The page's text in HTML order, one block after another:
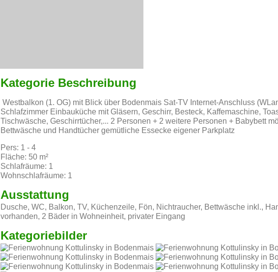
Kategorie Beschreibung
Westbalkon (1. OG) mit Blick über Bodenmais Sat-TV Internet-Anschluss
Schlafzimmer Einbauküche mit Gläsern, Geschirr, Besteck, Kaffemaschine,
Tischwäsche, Geschirrtücher,... 2 Personen + 2 weitere Personen + Babybett
Bettwäsche und Handtücher gemütliche Essecke eigener Parkplatz
Pers: 1 - 4
Fläche: 50 m²
Schlafräume: 1
Wohnschlafräume: 1
Ausstattung
Dusche, WC, Balkon, TV, Küchenzeile, Fön, Nichtraucher, Bettwäsche inkl.,
vorhanden, 2 Bäder in Wohneinheit, privater Eingang
Kategoriebilder